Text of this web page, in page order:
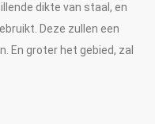
dikte van staal, en
Deze zullen een
En groter het gebied, zal